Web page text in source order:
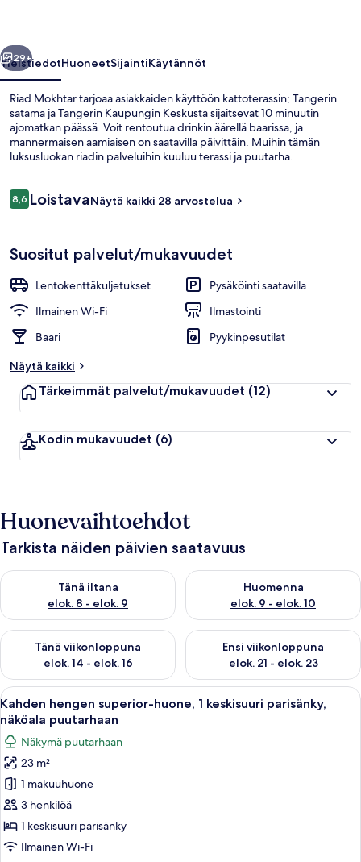
Seuraava
29+
YleistiedotHuoneetSijaintiKäytännöt
Riad Mokhtar tarjoaa asiakkaiden käyttöön kattoterassin; Tangerin
satama ja Tangerin Kaupungin Keskusta sijaitsevat 10 minuutin
ajomatkan päässä. Voit rentoutua drinkin äärellä baarissa, ja
mannermaisen aamiaisen on saatavilla päivittäin. Muihin tämän
luksusluokan riadin palveluihin kuuluu terassi ja puutarha.
Arvostelut
8,68,6 kautta 10.
LoistavaNäytä kaikki 28 arvostelua
Suositut palvelut/mukavuudet
Lentokenttäkuljetukset
Pysäköinti saatavilla
Ilmainen Wi-Fi
Ilmastointi
Baari
Pyykinpesutilat
Näytä kaikki
Tärkeimmät palvelut/mukavuudet (12)
Kodin mukavuudet (6)
Huonevaihtoehdot
Tarkista näiden päivien saatavuus
Tänä iltana
elok. 8 - elok. 9
Tarkista tämän illan saatavuus elok. 8 - elok. 9
Huomenna
elok. 9 - elok. 10
Tarkista huomisen saatavuus
Tänä viikonloppuna
elok. 14 - elok. 16
Tarkista tämän viikonlopun saatavuus elok. 14 - elok. 16
Ensi viikonloppuna
elok. 21 - elok. 23
Tarkista ensi viikonlopun
Avaa
kaikki
huonetyypin
Kahden
hengen
superior-
huone,
1
keskisuuri
Kahden hengen superior-huone, 1
2
Kahden hengen superior-huone, 1 keskisuuri parisänky,
näköala puutarhaan
Näkymä puutarhaan
23 m²
1 makuuhuone
3 henkilöä
1 keskisuuri parisänky
Ilmainen Wi-Fi